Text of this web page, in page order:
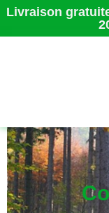
Livraison